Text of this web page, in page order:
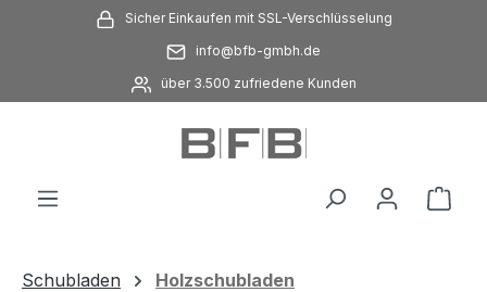
Zum Hauptinhalt springenSicher Einkaufen mit SSL-Verschlüsselung
info@bfb-gmbh.de
über 3.500 zufriedene Kunden
Schubladen Holzschubladen